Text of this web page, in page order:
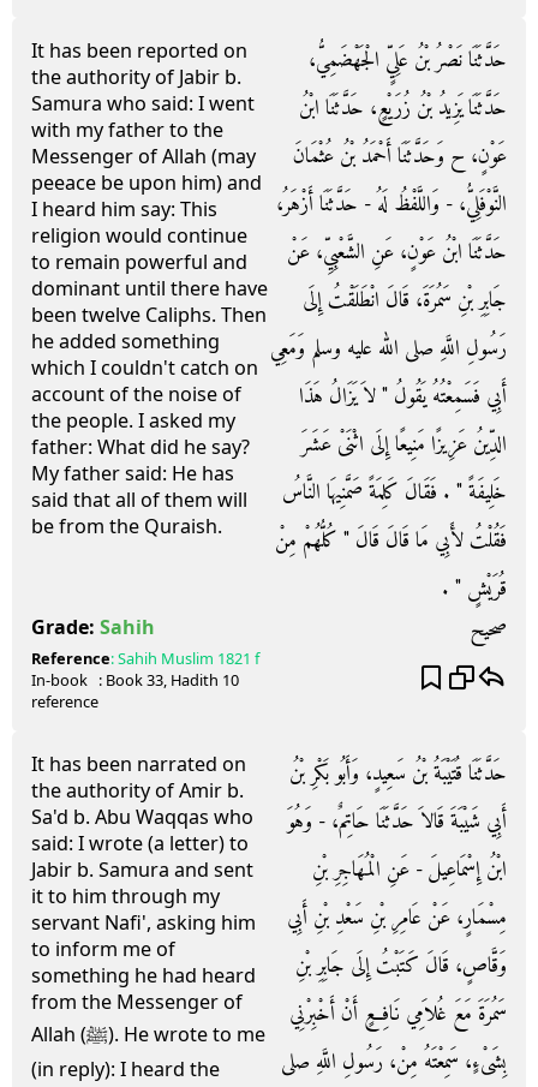
It has been reported on
the authority of Jabir b.
Samura who said: I went
with my father to the
Messenger of Allah (may
peeace be upon him) and
I heard him say: This
religion would continue
to remain powerful and
dominant until there have
been twelve Caliphs. Then
he added something
which I couldn't catch on
account of the noise of
the people. I asked my
father: What did he say?
My father said: He has
said that all of them will
be from the Quraish.
حَدَّثَنَا نَصْرُ بْنُ عَلِيٍّ الْجَهْضَمِيُّ،
حَدَّثَنَا يَزِيدُ بْنُ زُرَيْعٍ، حَدَّثَنَا ابْنُ
عَوْنٍ، ح وَحَدَّثَنَا أَحْمَدُ بْنُ عُثْمَانَ
النَّوْفَلِيُّ، - وَاللَّفْظُ لَهُ - حَدَّثَنَا أَزْهَرُ،
حَدَّثَنَا ابْنُ عَوْنٍ، عَنِ الشَّعْبِيِّ، عَنْ
جَابِرِ بْنِ سَمُرَةَ، قَالَ انْطَلَقْتُ إِلَى
رَسُولِ اللَّهِ صلى الله عليه وسلم وَمَعِي
أَبِي فَسَمِعْتُهُ يَقُولُ ‏"‏ لاَ يَزَالُ هَذَا
الدِّينُ عَزِيزًا مَنِيعًا إِلَى اثْنَىْ عَشَرَ
خَلِيفَةً ‏"‏ ‏.‏ فَقَالَ كَلِمَةً صَمَّنِيهَا النَّاسُ
فَقُلْتُ لأَبِي مَا قَالَ قَالَ ‏"‏ كُلُّهُمْ مِنْ
قُرَيْشٍ ‏"‏ ‏.‏
Grade: Sahih صحيح
Reference:Sahih Muslim 1821 f
In-book
reference
: Book33, Hadith 10
It has been narrated on
the authority of Amir b.
Sa'd b. Abu Waqqas who
said: I wrote (a letter) to
Jabir b. Samura and sent
it to him through my
servant Nafi', asking him
to inform me of
something he had heard
from the Messenger of
Allah (ﷺ). He wrote to me
(in reply): I heard the
حَدَّثَنَا قُتَيْبَةُ بْنُ سَعِيدٍ، وَأَبُو بَكْرِ بْنُ
أَبِي شَيْبَةَ قَالاَ حَدَّثَنَا حَاتِمٌ، - وَهُوَ
ابْنُ إِسْمَاعِيلَ - عَنِ الْمُهَاجِرِ بْنِ
مِسْمَارٍ، عَنْ عَامِرِ بْنِ سَعْدِ بْنِ أَبِي
وَقَّاصٍ، قَالَ كَتَبْتُ إِلَى جَابِرِ بْنِ
سَمُرَةَ مَعَ غُلاَمِي نَافِعٍ أَنْ أَخْبِرْنِي
بِشَىْءٍ، سَمِعْتَهُ مِنْ، رَسُولِ اللَّهِ صلى